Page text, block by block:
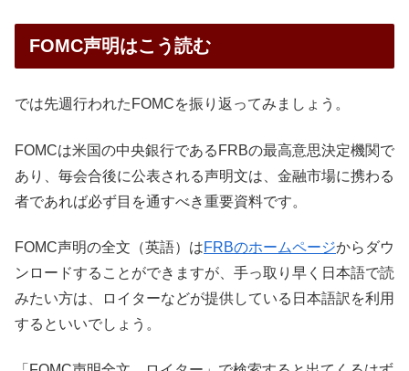
FOMC声明はこう読む
では先週行われたFOMCを振り返ってみましょう。
FOMCは米国の中央銀行であるFRBの最高意思決定機関で
あり、毎会合後に公表される声明文は、金融市場に携わる
者であれば必ず目を通すべき重要資料です。
FOMC声明の全文（英語）はFRBのホームページからダウ
ンロードすることができますが、手っ取り早く日本語で読
みたい方は、ロイターなどが提供している日本語訳を利用
するといいでしょう。